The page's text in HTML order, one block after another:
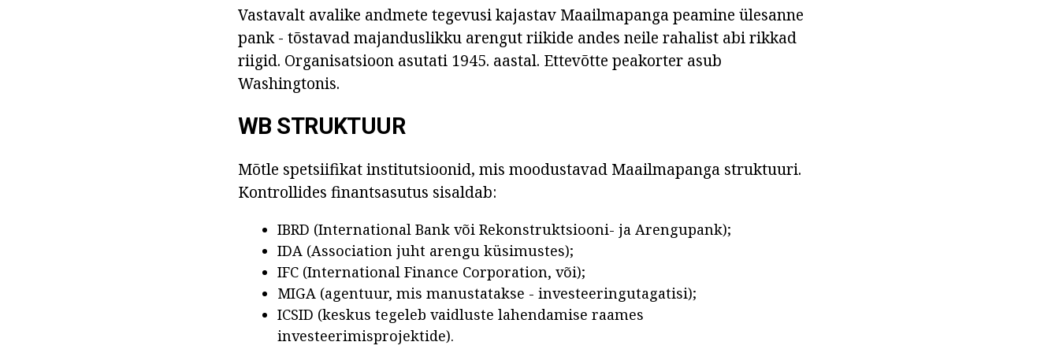
Vastavalt avalike andmete tegevusi kajastav Maailmapanga peamine ülesanne
pank - tõstavad majanduslikku arengut riikide andes neile rahalist abi rikkad
riigid. Organisatsioon asutati 1945. aastal. Ettevõtte peakorter asub
Washingtonis.
WB STRUKTUUR
Mõtle spetsiifikat institutsioonid, mis moodustavad Maailmapanga struktuuri.
Kontrollides finantsasutus sisaldab:
IBRD (International Bank või Rekonstruktsiooni- ja Arengupank);
IDA (Association juht arengu küsimustes);
IFC (International Finance Corporation, või);
MIGA (agentuur, mis manustatakse - investeeringutagatisi);
ICSID (keskus tegeleb vaidluste lahendamise raames
investeerimisprojektide).